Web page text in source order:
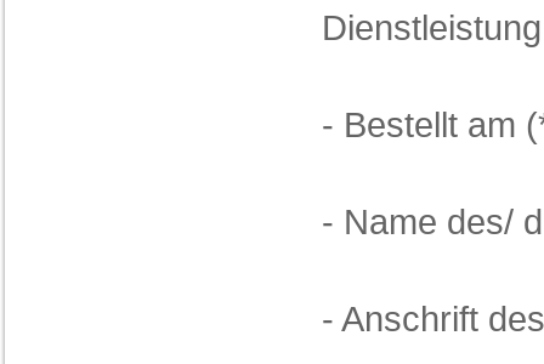
- Bestellt am
- Name des/
- Anschrift